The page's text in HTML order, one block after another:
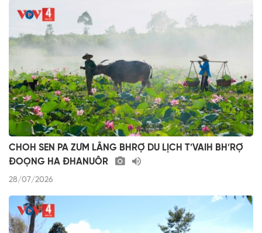
CHOH SEN PA ZƯM LÂNG BHRỢ DU LỊCH T’VAIH BH’RỢ
ĐOỌNG HA ĐHANUÔR
28/07/2026